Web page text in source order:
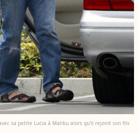
sa petite Lucia à Malibu alors qu'il rejoint son fils